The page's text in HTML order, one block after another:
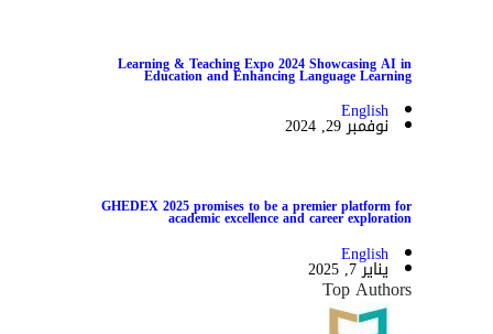
Learning & Teaching Expo 2024 Showcasing AI in
Education and Enhancing Language Learning
English
نوفمبر 29, 2024
GHEDEX 2025 promises to be a premier platform for
academic excellence and career exploration
English
يناير 7, 2025
Top Authors